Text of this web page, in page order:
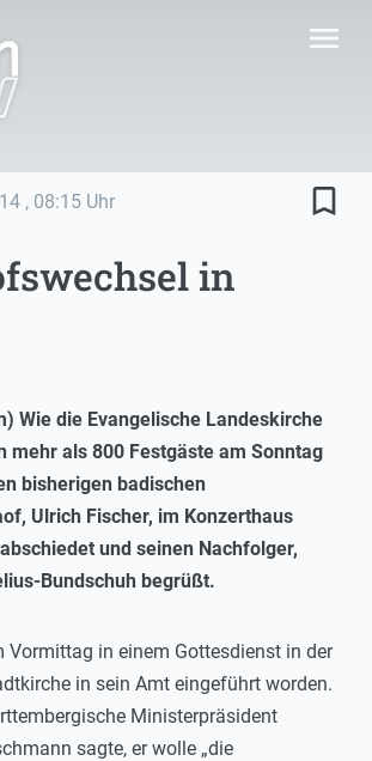
menu
, 08:15 Uhr bookmark_border
in
Wie die Evangelische Landeskirche
mehr als 800 Festgäste am Sonntag
bisherigen badischen
Ulrich Fischer, im Konzerthaus
und seinen Nachfolger,
Bundschuh begrüßt.
Vormittag in einem Gottesdienst in der
in sein Amt eingeführt worden.
Ministerpräsident
sagte, er wolle „die